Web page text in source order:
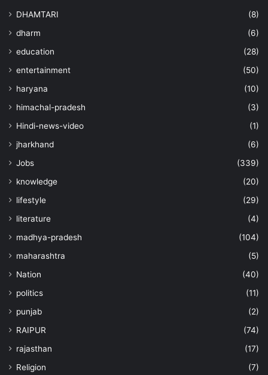
DHAMTARI
(8)
dharm
(6)
education
(28)
entertainment
(50)
haryana
(10)
himachal-pradesh
(3)
Hindi-news-video
(1)
jharkhand
(6)
Jobs
(339)
knowledge
(20)
lifestyle
(29)
literature
(4)
madhya-pradesh
(104)
maharashtra
(5)
Nation
(40)
politics
(11)
punjab
(2)
RAIPUR
(74)
rajasthan
(17)
Religion
(7)